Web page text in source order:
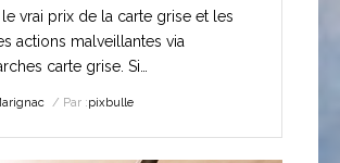
vrai prix de la carte grise et les
actions malveillantes via
carte grise. Si…
Par :pixbulle